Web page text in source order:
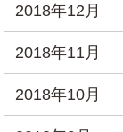
2018年12月
2018年11月
2018年10月